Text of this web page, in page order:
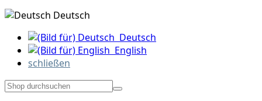
Deutsch
Deutsch
English
schließen